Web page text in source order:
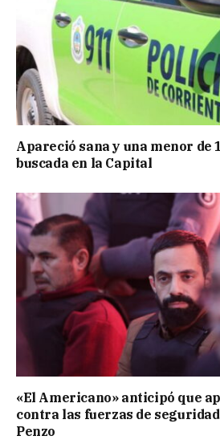
Apareció sana y una menor de
buscada en la Capital
«El Americano» anticipó que
contra las fuerzas de
Penzo